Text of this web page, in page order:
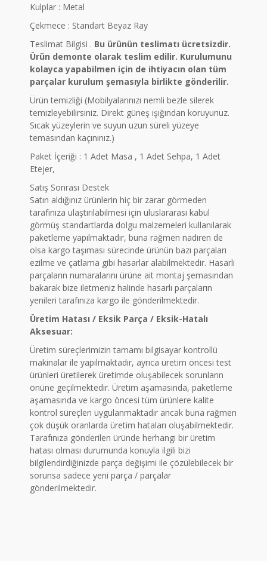
Kulplar : Metal
Çekmece : Standart Beyaz Ray
Teslimat Bilgisi . Bu ürünün teslimatı ücretsizdir.
Ürün demonte olarak teslim edilir. Kurulumunu
kolayca yapabilmen için de ihtiyacın olan tüm
parçalar kurulum şemasıyla birlikte gönderilir.
Ürün temizliği (Mobilyalarınızı nemli bezle silerek
temizleyebilirsiniz. Direkt güneş ışığından koruyunuz.
Sıcak yüzeylerin ve suyun uzun süreli yüzeye
temasından kaçınınız.)
Paket İçeriği : 1 Adet Masa , 1 Adet Sehpa, 1 Adet
Etejer,
Satış Sonrası Destek
Satın aldığınız ürünlerin hiç bir zarar görmeden
tarafınıza ulaştırılabilmesi için uluslararası kabul
görmüş standartlarda dolgu malzemeleri kullanılarak
paketleme yapılmaktadır, buna rağmen nadiren de
olsa kargo taşıması sürecinde ürünün bazı parçaları
ezilme ve çatlama gibi hasarlar alabilmektedir. Hasarlı
parçaların numaralarını ürüne ait montaj şemasından
bakarak bize iletmeniz halinde hasarlı parçaların
yenileri tarafınıza kargo ile gönderilmektedir.
Üretim Hatası / Eksik Parça / Eksik-Hatalı
Aksesuar:
Üretim süreçlerimizin tamamı bilgisayar kontrollü
makinalar ile yapılmaktadır, ayrıca üretim öncesi test
ürünleri üretilerek üretimde oluşabilecek sorunların
önüne geçilmektedir. Üretim aşamasında, paketleme
aşamasında ve kargo öncesi tüm ürünlere kalite
kontrol süreçleri uygulanmaktadır ancak buna rağmen
çok düşük oranlarda üretim hataları oluşabilmektedir.
Tarafınıza gönderilen üründe herhangi bir üretim
hatası olması durumunda konuyla ilgili bizi
bilgilendirdiğinizde parça değişimi ile çözülebilecek bir
sorunsa sadece yeni parça / parçalar
gönderilmektedir.